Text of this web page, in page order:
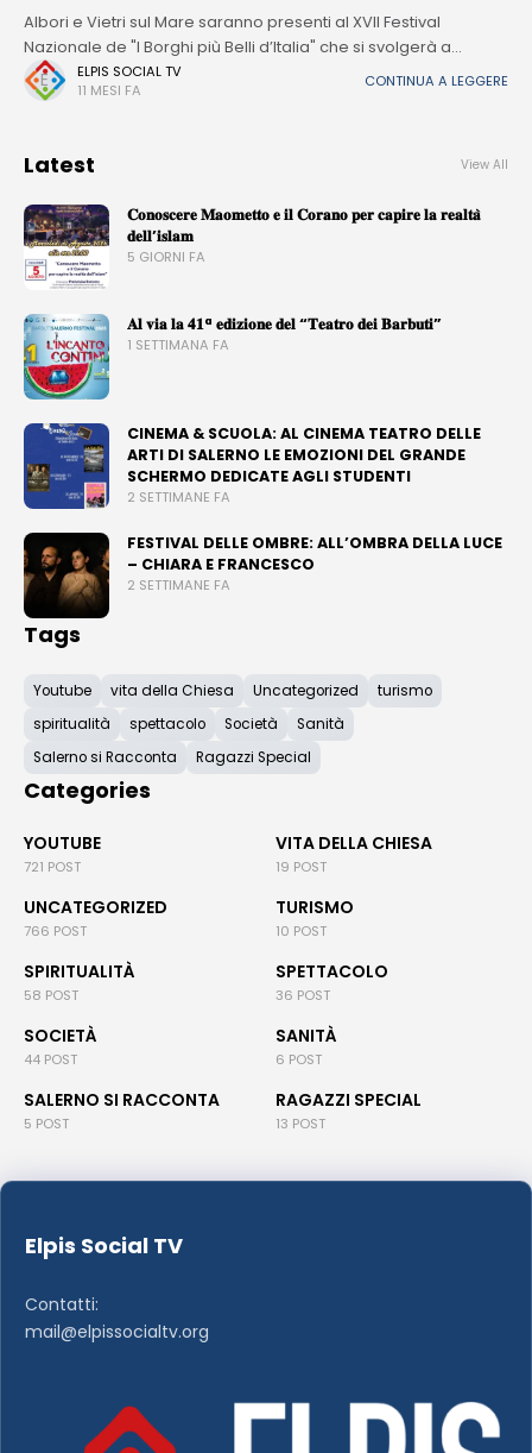
Albori e Vietri sul Mare saranno presenti al XVII Festival
Nazionale de "I Borghi più Belli d’Italia" che si svolgerà a
Bellano (Lecco), sul Lago di Como, dal 26 al
ELPIS SOCIAL TV
11 MESI FA
CONTINUA A LEGGERE
Latest View All
𝐂𝐨𝐧𝐨𝐬𝐜𝐞𝐫𝐞 𝐌𝐚𝐨𝐦𝐞𝐭𝐭𝐨 𝐞 𝐢𝐥 𝐂𝐨𝐫𝐚𝐧𝐨 𝐩𝐞𝐫 𝐜𝐚𝐩𝐢𝐫𝐞 𝐥𝐚 𝐫𝐞𝐚𝐥𝐭𝐚̀
𝐝𝐞𝐥𝐥’𝐢𝐬𝐥𝐚𝐦
5 GIORNI FA
𝐀𝐥 𝐯𝐢𝐚 𝐥𝐚 𝟒𝟏ª 𝐞𝐝𝐢𝐳𝐢𝐨𝐧𝐞 𝐝𝐞𝐥 “𝐓𝐞𝐚𝐭𝐫𝐨 𝐝𝐞𝐢 𝐁𝐚𝐫𝐛𝐮𝐭𝐢”
1 SETTIMANA FA
CINEMA & SCUOLA: AL CINEMA TEATRO DELLE
ARTI DI SALERNO LE EMOZIONI DEL GRANDE
SCHERMO DEDICATE AGLI STUDENTI
2 SETTIMANE FA
FESTIVAL DELLE OMBRE: ALL’OMBRA DELLA LUCE
– CHIARA E FRANCESCO
2 SETTIMANE FA
Tags
Youtube vita della Chiesa Uncategorized
turismo
spiritualità
spettacolo Società
Sanità
Salerno si Racconta
Ragazzi Special
Categories
YOUTUBE
721 POST
VITA DELLA CHIESA
19 POST
UNCATEGORIZED
766 POST
TURISMO
10 POST
SPIRITUALITÀ
58 POST
SPETTACOLO
36 POST
SOCIETÀ
44 POST
SANITÀ
6 POST
SALERNO SI RACCONTA
5 POST
RAGAZZI SPECIAL
13 POST
Elpis Social TV
Contatti:
mail@elpissocialtv.org